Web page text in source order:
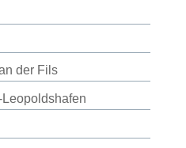
der Fils